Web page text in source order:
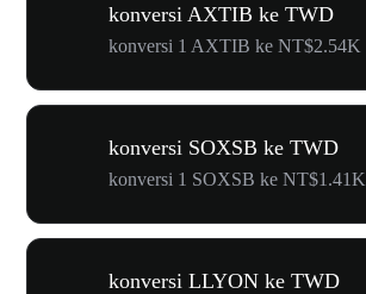
konversi AXTIB ke TWD
konversi 1 AXTIB ke NT$2.54K
konversi SOXSB ke TWD
konversi 1 SOXSB ke NT$1.41K
konversi LLYON ke TWD